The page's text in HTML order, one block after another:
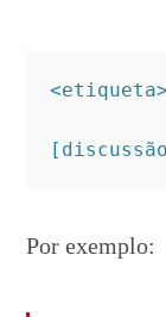
Por exemplo: